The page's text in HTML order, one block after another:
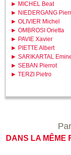
MICHEL Beat
NIEDERGANG
OLIVIER Michel
OMBROSI Orietta
PAVIE Xavier
PIETTE Albert
SARIKARTAL
SEBAN Pierrot
TERZI Pietro
DANS LA MÊME